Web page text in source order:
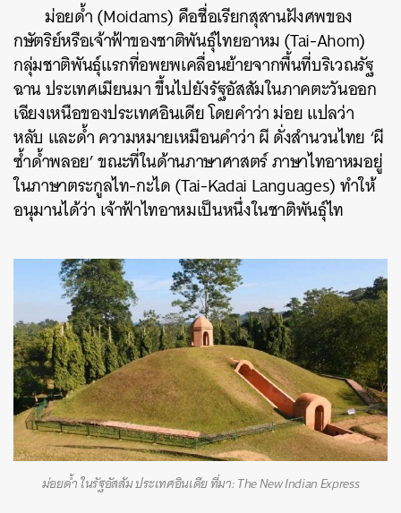
ม่อยด้ำ (Moidams) คือชื่อเรียกสุสานฝังศพของ
กษัตริย์หรือเจ้าฟ้าของชาติพันธุ์ไทยอาหม (Tai-Ahom)
กลุ่มชาติพันธุ์แรกที่อพยพเคลื่อนย้ายจากพื้นที่บริเวณรัฐ
ฉาน ประเทศเมียนมา ขึ้นไปยังรัฐอัสสัมในภาคตะวันออก
เฉียงเหนือของประเทศอินเดีย โดยคำว่า ม่อย แปลว่า
หลับ และด้ำ ความหมายเหมือนคำว่า ผี ดั่งสำนวนไทย ‘ผี
ซ้ำด้ำพลอย’ ขณะที่ในด้านภาษาศาสตร์ ภาษาไทอาหมอยู่
ในภาษาตระกูลไท-กะได (Tai-Kadai Languages) ทำให้
อนุมานได้ว่า เจ้าฟ้าไทอาหมเป็นหนึ่งในชาติพันธุ์ไท
ม่อยด้ำ ในรัฐอัสสัม ประเทศอินเดีย ที่มา: The New Indian Express